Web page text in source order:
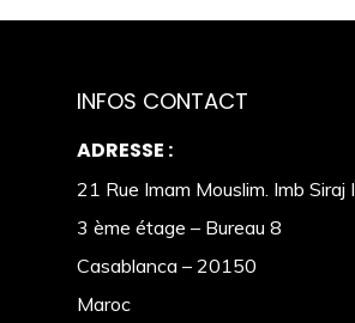
INFOS CONTACT
ADRESSE :
21 Rue Imam Mouslim. Imb Siraj I
3 ème étage – Bureau 8
Casablanca – 20150
Maroc